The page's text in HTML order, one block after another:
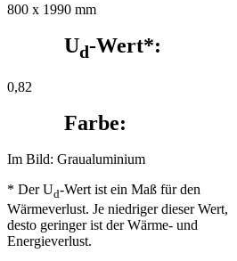
800 x 1990 mm
Ud-Wert*:
0,82
Farbe:
Im Bild: Graualuminium
* Der Ud-Wert ist ein Maß für den
Wärmeverlust. Je niedriger dieser Wert,
desto geringer ist der Wärme- und
Energieverlust.